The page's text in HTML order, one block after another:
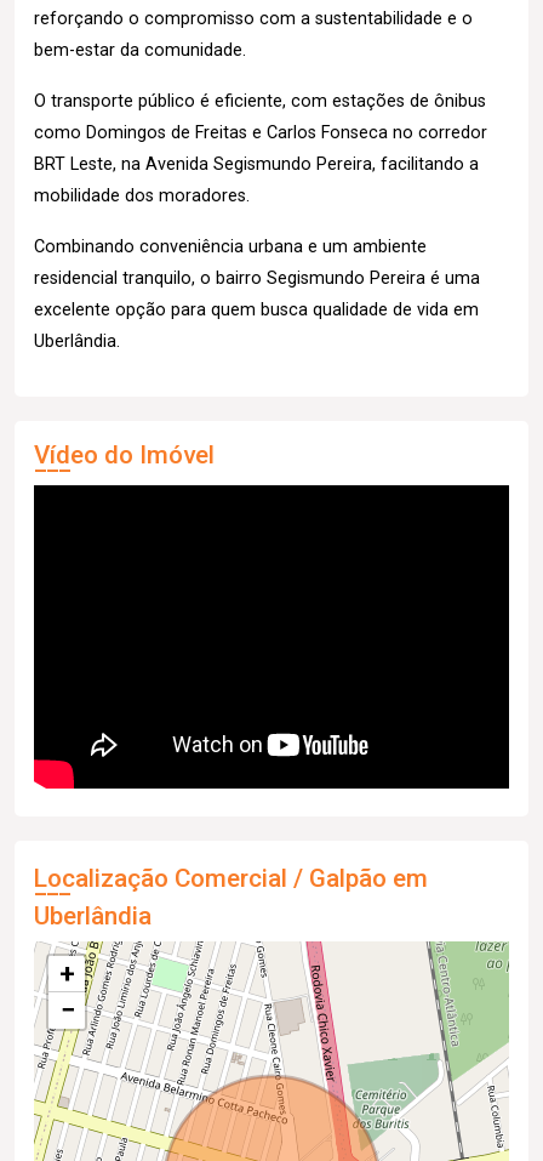
reforçando o compromisso com a sustentabilidade e o
bem-estar da comunidade.
O transporte público é eficiente, com estações de ônibus
como Domingos de Freitas e Carlos Fonseca no corredor
BRT Leste, na Avenida Segismundo Pereira, facilitando a
mobilidade dos moradores.
Combinando conveniência urbana e um ambiente
residencial tranquilo, o bairro Segismundo Pereira é uma
excelente opção para quem busca qualidade de vida em
Uberlândia.
Vídeo do Imóvel
Localização Comercial / Galpão em
Uberlândia
+
−